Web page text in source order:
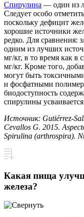
Спирулина — один из
Следует особо
поскольку дефицит
хорошие источники
редко. Для сравнения:
одним из лучших
мг/кг, в то время как в
мг/кг. Кроме того,
могут быть
и фосфатными
биодоступность
спирулины
Источник: Gutiérrez-
Cevallos G. 2015.
Spirulina (arthrospira).
Какая пища
железа?